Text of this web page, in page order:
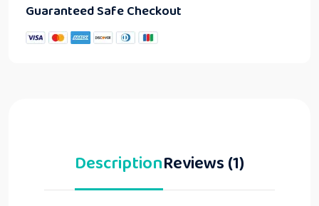
Guaranteed Safe Checkout
DescriptionReviews (1)